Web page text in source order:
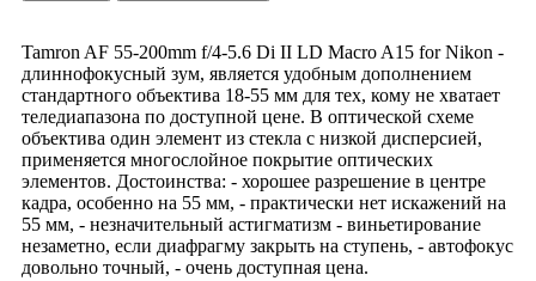
Tamron AF 55-200mm f/4-5.6 Di II LD Macro A15 for Nikon -
длиннофокусный зум, является удобным дополнением
стандартного объектива 18-55 мм для тех, кому не хватает
теледиапазона по доступной цене. В оптической схеме
объектива один элемент из стекла с низкой дисперсией,
применяется многослойное покрытие оптических
элементов. Достоинства: - хорошее разрешение в центре
кадра, особенно на 55 мм, - практически нет искажений на
55 мм, - незначительный астигматизм - виньетирование
незаметно, если диафрагму закрыть на ступень, - автофокус
довольно точный, - очень доступная цена.